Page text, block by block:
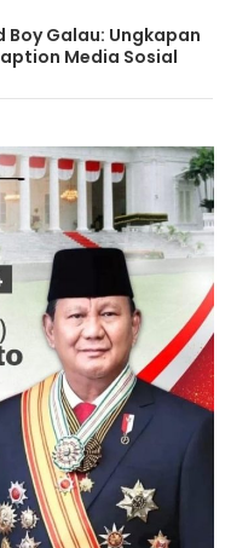
Galau: Ungkapan
Media Sosial